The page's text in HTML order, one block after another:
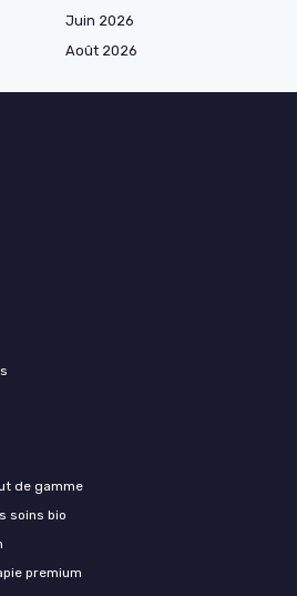
Juin 2026
Août 2026
de gamme
soins bio
premium